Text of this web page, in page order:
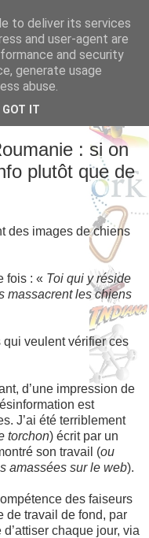
: si on
plutôt que de
des images de chiens
fois : « Toi qui y réside
massacrent les chiens
qui veulent vérifier ces
d’une impression de
est
J’ai été terriblement
torchon) écrit par un
son travail (ou
amassées sur le web).
des faiseurs
de travail de fond, par
chaque jour, via
to deliver its services
and user-agent are
and security
generate usage
abuse.
GOT IT